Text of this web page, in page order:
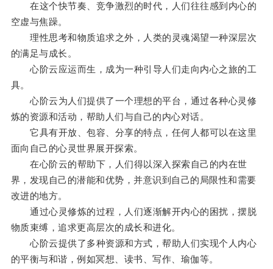
在这个快节奏、竞争激烈的时代，人们往往感到内心的
空虚与焦躁。
理性思考和物质追求之外，人类的灵魂渴望一种深层次
的满足与成长。
心阶云应运而生，成为一种引导人们走向内心之旅的工
具。
心阶云为人们提供了一个理想的平台，通过各种心灵修
炼的资源和活动，帮助人们与自己的内心对话。
它具有开放、包容、分享的特点，任何人都可以在这里
面向自己的心灵世界展开探索。
在心阶云的帮助下，人们得以深入探索自己的内在世
界，发现自己的潜能和优势，并意识到自己的局限性和需要
改进的地方。
通过心灵修炼的过程，人们逐渐解开内心的困扰，摆脱
物质束缚，追求更高层次的成长和进化。
心阶云提供了多种资源和方式，帮助人们实现个人内心
的平衡与和谐，例如冥想、读书、写作、瑜伽等。